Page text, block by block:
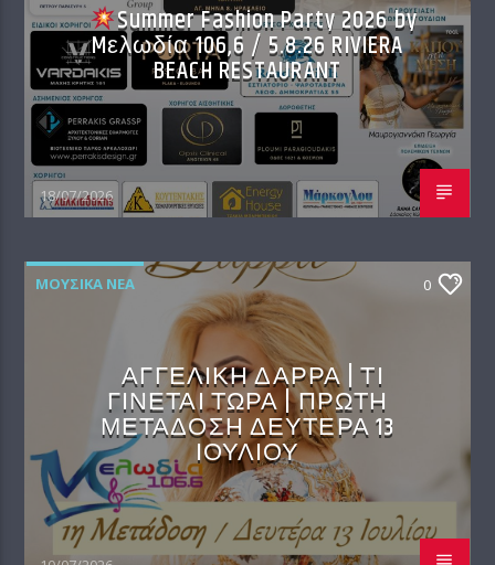
Summer Fashion Party 2026 by
Mελωδία 106,6 / 5.8.26 RIVIERA
BEACH RESTAURANT
18/07/2026
ΜΟΥΣΙΚΆ ΝΈΑ 0
ΑΓΓΕΛΙΚΗ ΔΑΡΡΑ | ΤΙ
ΓΙΝΕΤΑΙ ΤΩΡΑ | ΠΡΩΤΗ
ΜΕΤΑΔΟΣΗ ΔΕΥΤΕΡΑ 13
ΙΟΥΛΙΟΥ